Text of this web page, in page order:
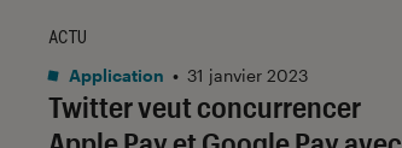
Twitter veut concurrencer
ACTU
Application • 31 janvier 2023